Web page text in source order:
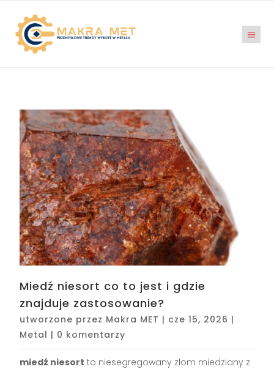
Miedź niesort co to jest i gdzie
znajduje zastosowanie?
utworzone przez Makra MET | cze 15, 2026 |
Metal | 0 komentarzy
miedź niesort to niesegregowany złom miedziany z